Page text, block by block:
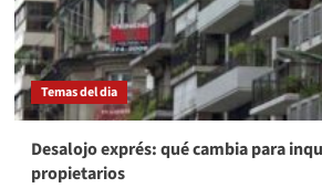
Temas del dia
Desalojo exprés: qué cambia para
propietarios